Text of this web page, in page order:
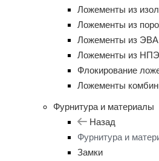
Ложементы из
Ложементы из
Ложементы из ЭВА
Ложементы из НПЭ
Флокирование
Ложементы
Фурнитура и материалы
Назад
Фурнитура и
Замки